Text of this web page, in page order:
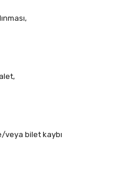
veya bilet kaybı